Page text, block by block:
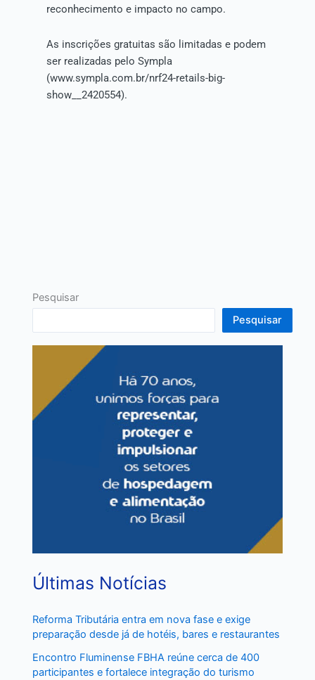
reconhecimento e impacto no campo.
As inscrições gratuitas são limitadas e podem
ser realizadas pelo Sympla
(www.sympla.com.br/nrf24-retails-big-
show__2420554).
Pesquisar
Pesquisar
Últimas Notícias
Reforma Tributária entra em nova fase e exige
preparação desde já de hotéis, bares e restaurantes
Encontro Fluminense FBHA reúne cerca de 400
participantes e fortalece integração do turismo